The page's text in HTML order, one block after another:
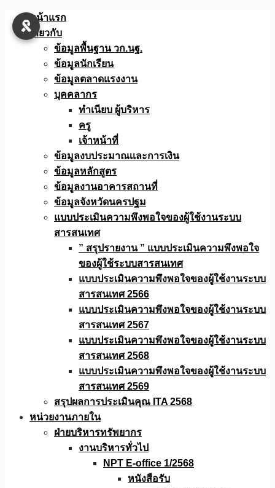
Skip
หน้าแรก
เกี่ยวกับ
ข้อมูลพื้นฐาน วก.นฐ.
ข้อมูลนักเรียน
ข้อมูลตลาดแรงงาน
บุคคลากร
ทำเนียบ ผู้บริหาร
ครู
เจ้าหน้าที่
ข้อมูลงบประมาณเเละการเงิน
ข้อมูลหลักสูตร
ข้อมูลงานอาคารสถานที่
ข้อมูลจังหวัดนครปฐม
แบบประเมินความพึงพอใจของผู้ใช้งานระบบ
สารสนเทศ
” สรุปรายงาน ” แบบประเมินความพึงพอใจ
ของผู้ใช้ระบบสารสนเทศ
แบบประเมินความพึงพอใจของผู้ใช้งานระบบ
สารสนเทศ 2566
แบบประเมินความพึงพอใจของผู้ใช้งานระบบ
สารสนเทศ 2567
แบบประเมินความพึงพอใจของผู้ใช้งานระบบ
สารสนเทศ 2568
แบบประเมินความพึงพอใจของผู้ใช้งานระบบ
สารสนเทศ 2569
สรุปผลการประเมินคุณ ITA 2568
หน่วยงานภายใน
ฝ่ายบริหารทรัพยากร
งานบริหารทั่วไป
NPT E-office 1/2568
หนังสือรับ